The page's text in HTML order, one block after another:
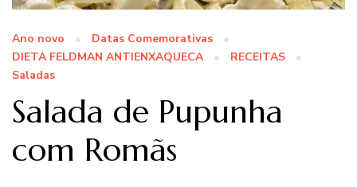
Ano novo
Datas Comemorativas
DIETA FELDMAN ANTIENXAQUECA
RECEITAS
Saladas
Salada de Pupunha
com Romãs